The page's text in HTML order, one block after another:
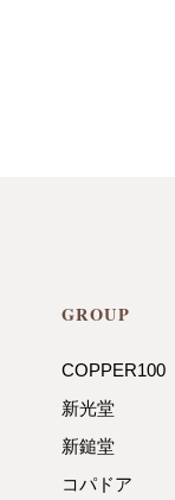
GROUP
COPPER100
新光堂
新鎚堂
コパドア